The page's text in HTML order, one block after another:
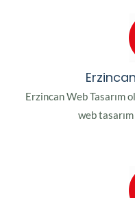
Erzincan Web Tasarım
web